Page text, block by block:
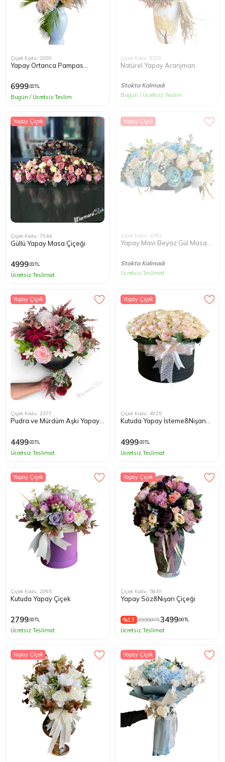
Çiçek Kodu: 2090
Yapay Ortanca Pampas
6999,00 TL
Bugün / Ücretsiz Teslim
Çiçek Kodu: 8520
Natürel Yapay Aranjman
Stokta Kalmadı
Bugün / Ücretsiz Teslim
Yapay Çiçek
Çiçek Kodu: 7944
Güllü Yapay Masa Çiçeği
4999,00 TL
Ücretsiz Teslimat
Yapay Çiçek
Çiçek Kodu: 4782
Yapay Mavi Beyaz Gül Masa
Stokta Kalmadı
Ücretsiz Teslimat
Yapay Çiçek
Çiçek Kodu: 2377
Pudra ve Mürdüm Aşkı Yapay
4499,00 TL
Ücretsiz Teslimat
Yapay Çiçek
Çiçek Kodu: 4925
Kutuda Yapay İsteme&Nişan
4999,00 TL
Ücretsiz Teslimat
Yapay Çiçek
Çiçek Kodu: 2065
Kutuda Yapay Çiçek
2799,00 TL
Ücretsiz Teslimat
Yapay Çiçek
Çiçek Kodu: 5839
Yapay Söz&Nişan Çiçeği
%13 3999,00 TL3499,00 TL
Ücretsiz Teslimat
Yapay Çiçek Yapay Çiçek